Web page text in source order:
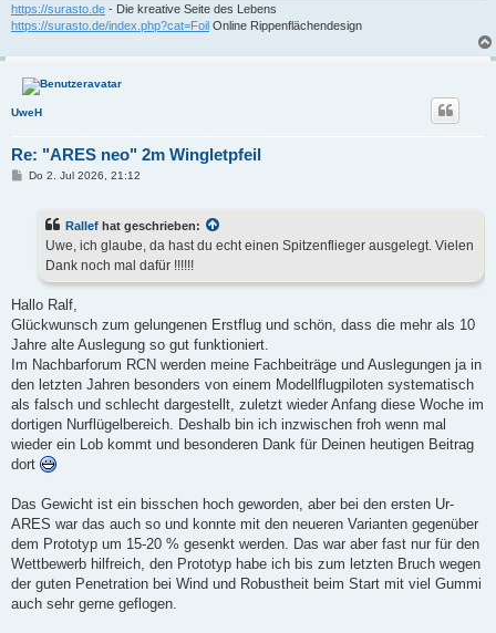
https://surasto.de - Die kreative Seite des Lebens
https://surasto.de/index.php?cat=Foil Online Rippenflächendesign
UweH
Re: "ARES neo" 2m Wingletpfeil
BDo 2. Jul 2026, 21:12
Rallef hat geschrieben:
Uwe, ich glaube, da hast du echt einen Spitzenflieger ausgelegt. Vielen
Dank noch mal dafür !!!!!!
Hallo Ralf,
Glückwunsch zum gelungenen Erstflug und schön, dass die mehr als 10
Jahre alte Auslegung so gut funktioniert.
Im Nachbarforum RCN werden meine Fachbeiträge und Auslegungen ja in
den letzten Jahren besonders von einem Modellflugpiloten systematisch
als falsch und schlecht dargestellt, zuletzt wieder Anfang diese Woche im
dortigen Nurflügelbereich. Deshalb bin ich inzwischen froh wenn mal
wieder ein Lob kommt und besonderen Dank für Deinen heutigen Beitrag
dort
Das Gewicht ist ein bisschen hoch geworden, aber bei den ersten Ur-
ARES war das auch so und konnte mit den neueren Varianten gegenüber
dem Prototyp um 15-20 % gesenkt werden. Das war aber fast nur für den
Wettbewerb hilfreich, den Prototyp habe ich bis zum letzten Bruch wegen
der guten Penetration bei Wind und Robustheit beim Start mit viel Gummi
auch sehr gerne geflogen.